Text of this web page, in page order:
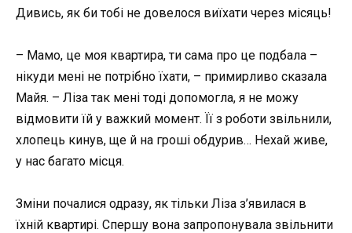
Дивись, як би тобі не довелося виїхати через місяць!
– Мамо, це моя квартира, ти сама про це подбала –
нікуди мені не потрібно їхати, – примирливо сказала
Майя. – Ліза так мені тоді допомогла, я не можу
відмовити їй у важкий момент. Її з роботи звільнили,
хлопець кинув, ще й на гроші обдурив… Нехай живе,
у нас багато місця.
Зміни почалися одразу, як тільки Ліза з’явилася в
їхній квартирі. Спершу вона запропонувала звільнити